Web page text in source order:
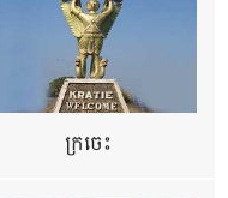
ក្រចេះ